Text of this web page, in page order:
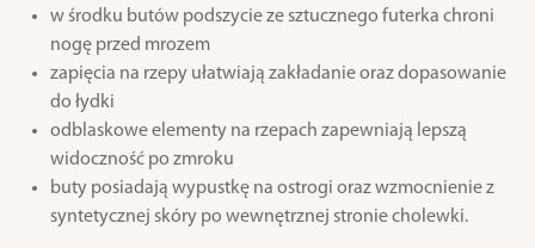
w środku butów podszycie ze sztucznego futerka chroni
nogę przed mrozem
zapięcia na rzepy ułatwiają zakładanie oraz dopasowanie
do łydki
odblaskowe elementy na rzepach zapewniają lepszą
widoczność po zmroku
buty posiadają wypustkę na ostrogi oraz wzmocnienie z
syntetycznej skóry po wewnętrznej stronie cholewki.